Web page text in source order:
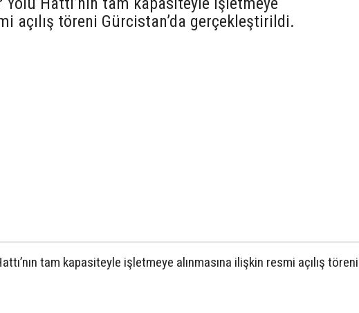
açılış töreni Gürcistan’da gerçekleştirildi.
tam kapasiteyle işletmeye alınmasına ilişkin resmi açılış töreni